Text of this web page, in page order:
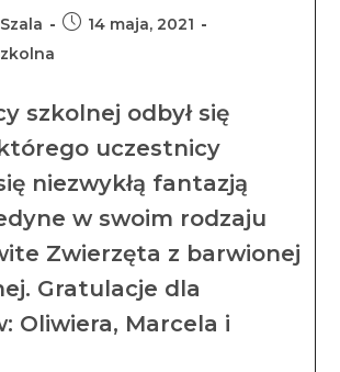
14 maja, 2021
szkolnej odbył się
uczestnicy
niezwykłą fantazją
w swoim rodzaju
Zwierzęta z barwionej
Gratulacje dla
Oliwiera, Marcela i